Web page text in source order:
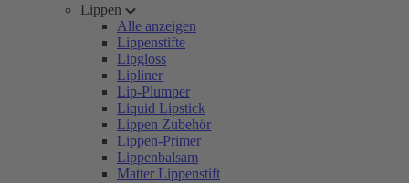
Lippen
Alle anzeigen
Lippenstifte
Lipgloss
Lipliner
Lip-Plumper
Liquid Lipstick
Lippen Zubehör
Lippen-Primer
Lippenbalsam
Matter Lippenstift